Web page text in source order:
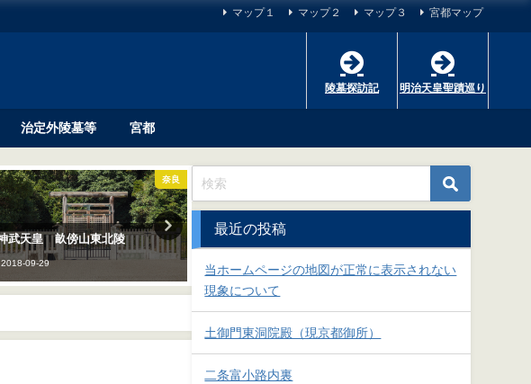
マップ１ マップ２ マップ３ 宮都マップ
陵墓探訪記 明治天皇聖蹟巡り
治定外陵墓等 宮都
奈良
孝霊天皇 片丘馬坂陵
2018-09-30
懿徳天皇 畝傍山南纖沙溪上陵
2018-09-29
最近の投稿
当ホームページの地図が正常に表示されない
現象について
土御門東洞院殿（現京都御所）
二条富小路内裏